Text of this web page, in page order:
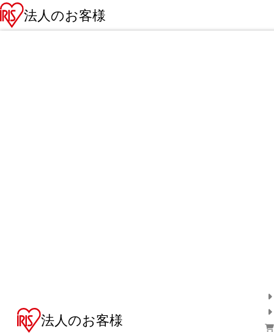
法人のお客様
法人のお客様